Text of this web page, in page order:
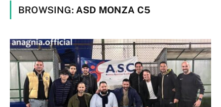
BROWSING: ASD MONZA C5